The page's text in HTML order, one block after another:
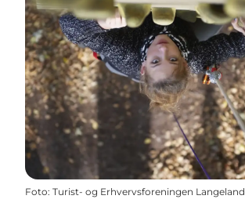
Foto: Turist- og Erhvervsforeningen Langeland